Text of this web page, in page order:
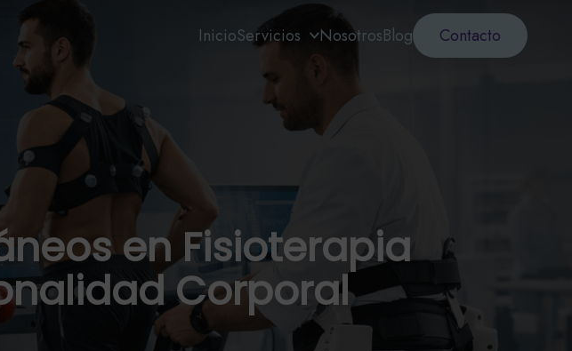
InicioServicios NosotrosBlog Contacto
en Fisioterapia
Corporal